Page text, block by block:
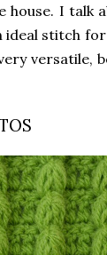
house. I talk
ideal stitch
versatile,